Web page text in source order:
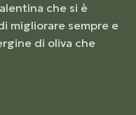
che si è
migliorare sempre e
di oliva che